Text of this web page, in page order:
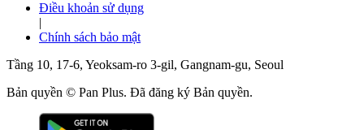
Điều khoản sử dụng
|
Chính sách bảo mật
Tầng 10, 17-6, Yeoksam-ro 3-gil, Gangnam-gu, Seoul
Bản quyền © Pan Plus. Đã đăng ký Bản quyền.